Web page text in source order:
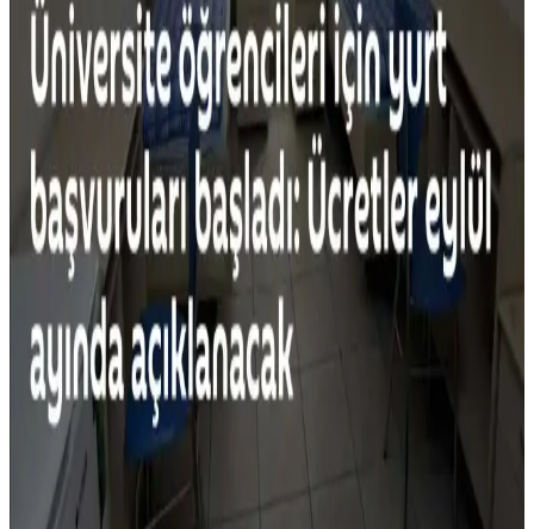
Yapışmaz Tava Kullanımı: Sağlık, Güvenlik ve
Çevresel Etkilerin Detaylı İncelemesi
Yapışmaz tavalar doğru kullanıldığında güvenlidir ancak kaplama
zarar görürse sağlık riski oluşur. Üretim sürecindeki kimyasallar
çevreye zarar verir. Alternatif malzemeler daha dayanıklı ve çevreci
seçenekler sunar.
Yemek Pişirme Tükenmişliği ve Basit, Dengeli
Akşam Yemekleri İçin Pratik Öneriler
Yemek pişirme tükenmişliği, tekrar eden menüler ve yorgunlukla
ortaya çıkar. Dengeli beslenme, pratik tarifler ve iyi planlama ile
yemek hazırlama süreci kolaylaşır ve çeşitlenir.
Salatalık Sevmek İçin Yöntemler ve Alternatif
Sebzeler Üzerine Kapsamlı İnceleme
Salatalığın tadını sevmeyenler için kabuk ve tohum çıkarma,
tatlandırıcılar ve farklı hazırlama yöntemleri gibi seçenekler
sunuluyor. Ayrıca, benzer özellikte alternatif sebzelerle sağlıklı
beslenme öneriliyor.